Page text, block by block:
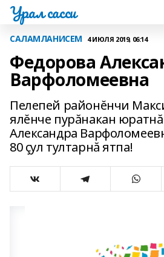
Урал сасси
САЛАМЛАНИСЕМ 4 ИЮЛЯ 2019, 06:14
Федорова
Варфоломеевна
Пелепей районĕнчи
ялĕнче пурăнакан
Александра
80 çул тултарнă ятпа!